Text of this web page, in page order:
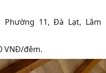
Phường 11, Đà Lạt, Lâm
VNĐ/đêm.